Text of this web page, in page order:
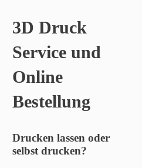
3D Druck
Service und
Online
Bestellung
Drucken lassen oder
selbst drucken?